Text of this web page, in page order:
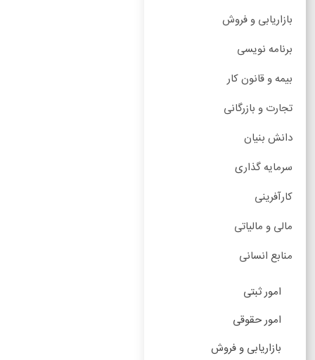
بازاریابی و فروش
برنامه نویسی
بیمه و قانون کار
تجارت و بازرگانی
دانش بنیان
سرمایه گذاری
کارآفرینی
مالی و مالیاتی
منابع انسانی
امور ثبتی
امور حقوقی
بازاریابی و فروش